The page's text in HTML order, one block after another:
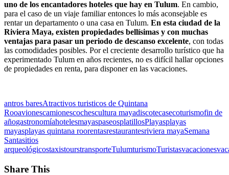
uno de los encantadores hoteles que hay en Tulum. En cambio,
para el caso de un viaje familiar entonces lo más aconsejable es
rentar un departamento o una casa en Tulum. En esta ciudad de la
Riviera Maya, existen propiedades bellísimas y con muchas
ventajas para pasar un periodo de descanso excelente, con todas
las comodidades posibles. Por el creciente desarrollo turístico que ha
experimentado Tulum en años recientes, no es difícil hallar opciones
de propiedades en renta, para disponer en las vacaciones.
antros baresAtractivos turisticos de Quintana
Rooavionescamionescochescultura mayadiscotecasecoturismofin de
añogastronomíahotelesmayaspaseosplatillosPlayasplayas
mayasplayas quintana roorentasrestaurantesriviera mayaSemana
Santasitios
arqueológicostaxistourstransporteTulumturismoTuristasvacaciones
Share This